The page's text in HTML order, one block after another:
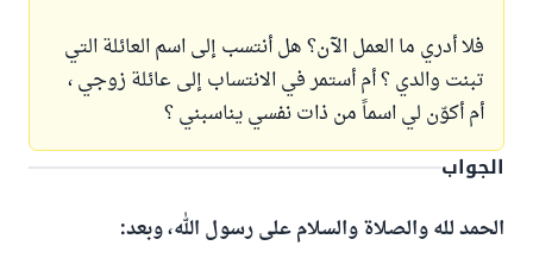
فلا أدري ما العمل الآن؟ هل أنتسب إلى اسم العائلة التي
تبنت والدي ؟ أم أستمر في الانتساب إلى عائلة زوجي ،
أم أكوّن لي اسماً من ذات نفسي يناسبني ؟
الجواب
الحمد لله والصلاة والسلام على رسول الله، وبعد: